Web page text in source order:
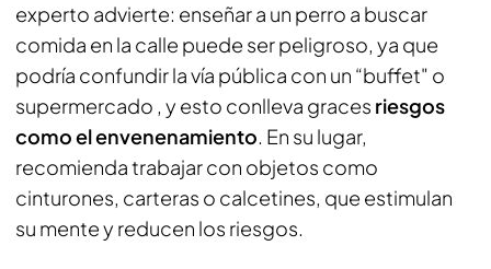
experto advierte: enseñar a un perro a buscar
comida en la calle puede ser peligroso, ya que
podría confundir la vía pública con un “buffet" o
supermercado , y esto conlleva graces riesgos
como el envenenamiento. En su lugar,
recomienda trabajar con objetos como
cinturones, carteras o calcetines, que estimulan
su mente y reducen los riesgos.